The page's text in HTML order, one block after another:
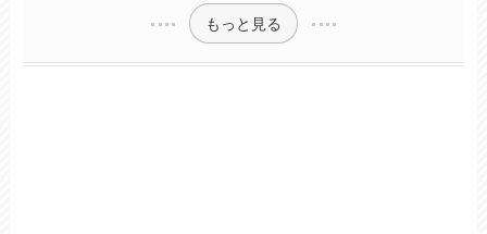
もっと見る